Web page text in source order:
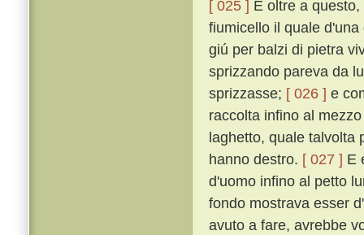
[ 025 ] E oltre a
fiumicello il quale
giú per balzi di pietra
sprizzando pareva da
sprizzasse; [ 026 ] e
raccolta infino al
laghetto, quale talvolta
hanno destro. [ 027 ] E
d'uomo infino al petto
fondo mostrava esser
avuto a fare, avrebbe